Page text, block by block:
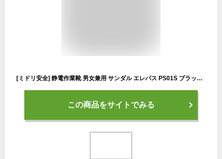
[ミドリ安全] 静電作業靴 男女兼用 サンダル エレパス PS01S ブラック 25.5 cm
この商品をサイトでみる